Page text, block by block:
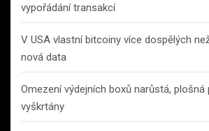
vypořádání transakcí
V USA vlastní bitcoiny více dospělých
nová data
Omezení výdejních boxů narůstá, plošná
vyškrtány